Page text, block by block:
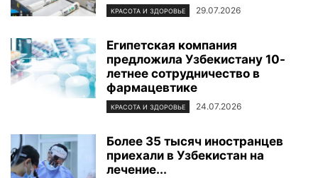
КРАСОТА И ЗДОРОВЬЕ 29.07.2026
Египетская компания
предложила Узбекистану 10-
летнее сотрудничество в
фармацевтике
КРАСОТА И ЗДОРОВЬЕ 24.07.2026
Более 35 тысяч иностранцев
приехали в Узбекистан на
лечение...